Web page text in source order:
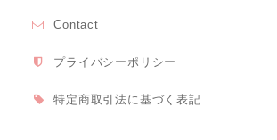
Contact
プライバシーポリシー
特定商取引法に基づく表記